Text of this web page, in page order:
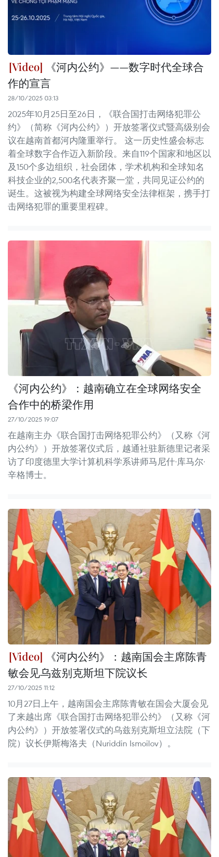
《河内公约》——数字时代全球合
作的宣言
28/10/2025 03:13
2025年10月25日至26日，《联合国打击网络犯罪公
约》（简称《河内公约》）开放签署仪式暨高级别会
议在越南首都河内隆重举行。 这一历史性盛会标志
着全球数字合作迈入新阶段。来自119个国家和地区以
及150个多边组织，社会团体，学术机构和全球知名
科技企业的2,500名代表齐聚一堂，共同见证公约的
诞生。这被视为构建全球网络安全法律框架，携手打
击网络犯罪的重要里程碑。
《河内公约》：越南确立在全球网络安全
合作中的桥梁作用
27/10/2025 19:07
在越南主办《联合国打击网络犯罪公约》（又称《河
内公约》）开放签署仪式后，越通社驻新德里记者采
访了印度德里大学计算机科学系讲师马尼什·库马尔·
辛格博士。
《河内公约》：越南国会主席陈青
敏会见乌兹别克斯坦下院议长
27/10/2025 11:12
10月27日上午，越南国会主席陈青敏在国会大厦会见
了来越出席《联合国打击网络犯罪公约》（又称《河
内公约》）开放签署仪式的乌兹别克斯坦立法院（下
院）议长伊斯梅洛夫（Nuriddin Ismoilov）。